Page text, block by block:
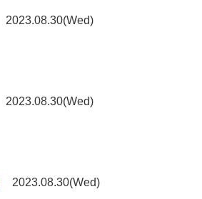
2023.08.30(Wed)
2023.08.30(Wed)
2023.08.30(Wed)